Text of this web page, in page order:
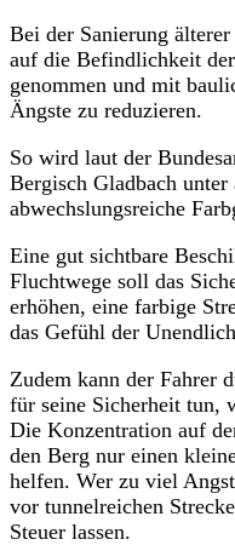
Bei der Sanierung
auf die Befindlichkeit
genommen und mit
Ängste zu reduzieren.
So wird laut der
Bergisch Gladbach
abwechslungsreiche
Eine gut sichtbare
Fluchtwege soll das
erhöhen, eine farbige
das Gefühl der
Zudem kann der Fahrer
für seine Sicherheit tun,
Die Konzentration auf
den Berg nur einen
helfen. Wer zu viel
vor tunnelreichen
Steuer lassen.